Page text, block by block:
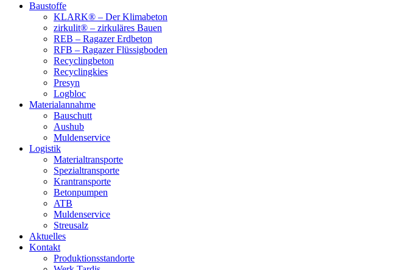
Baustoffe
KLARK® – Der Klimabeton
zirkulit® – zirkuläres Bauen
REB – Ragazer Erdbeton
RFB – Ragazer Flüssigboden
Recyclingbeton
Recyclingkies
Presyn
Logbloc
Materialannahme
Bauschutt
Aushub
Muldenservice
Logistik
Materialtransporte
Spezialtransporte
Krantransporte
Betonpumpen
ATB
Muldenservice
Streusalz
Aktuelles
Kontakt
Produktionsstandorte